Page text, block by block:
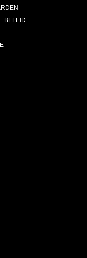
BELEID